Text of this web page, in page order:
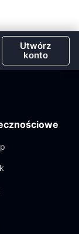
Utwórz
konto